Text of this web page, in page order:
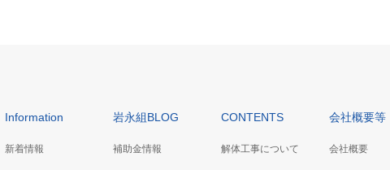
Information
新着情報
岩永組BLOG
補助金情報
CONTENTS
解体工事について
会社概要等
会社概要